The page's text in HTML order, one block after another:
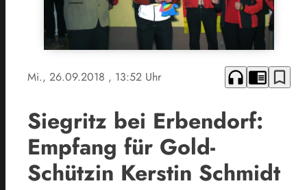
Mi., 26.09.2018 , 13:52 Uhr headphones chrome_reader_mode bookmark_border
Siegritz bei Erbendorf:
Empfang für Gold-
Schützin Kerstin Schmidt